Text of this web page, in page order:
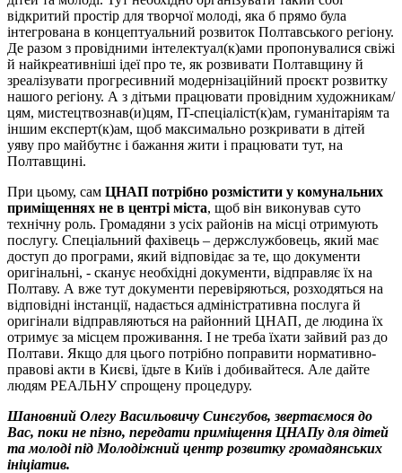
відкритий простір для творчої молоді, яка б прямо була
інтегрована в концептуальний розвиток Полтавського регіону.
Де разом з провідними інтелектуал(к)ами пропонувалися свіжі
й найкреативніші ідеї про те, як розвивати Полтавщину й
зреалізувати прогресивний модернізаційний проєкт розвитку
нашого регіону. А з дітьми працювати провідним художникам/
цям, мистецтвознав(и)цям, IT-спеціаліст(к)ам, гуманітаріям та
іншим експерт(к)ам, щоб максимально розкривати в дітей
уяву про майбутнє і бажання жити і працювати тут, на
Полтавщині.
При цьому, сам ЦНАП потрібно розмістити у комунальних
приміщеннях не в центрі міста, щоб він виконував суто
технічну роль. Громадяни з усіх районів на місці отримують
послугу. Спеціальний фахівець – держслужбовець, який має
доступ до програми, який відповідає за те, що документи
оригінальні, - сканує необхідні документи, відправляє їх на
Полтаву. А вже тут документи перевіряються, розходяться на
відповідні інстанції, надається адміністративна послуга й
оригінали відправляються на районний ЦНАП, де людина їх
отримує за місцем проживання. І не треба їхати зайвий раз до
Полтави. Якщо для цього потрібно поправити нормативно-
правові акти в Києві, їдьте в Київ і добивайтеся. Але дайте
людям РЕАЛЬНУ спрощену процедуру.
Шановний Олегу Васильовичу Синєгубов, звертаємося до
Вас, поки не пізно, передати приміщення ЦНАПу для дітей
та молоді під Молодіжний центр розвитку громадянських
ініціатив.